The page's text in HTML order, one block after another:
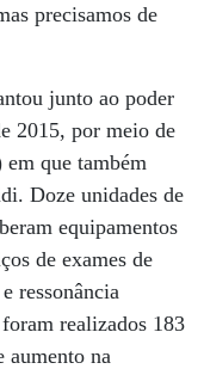
precisamos de
junto ao poder
2015, por meio de
que também
Doze unidades de
equipamentos
de exames de
ressonância
realizados 183
aumento na